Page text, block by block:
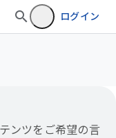
ログイン
ンツをご希望の言